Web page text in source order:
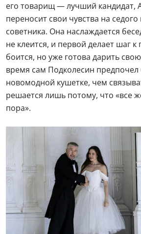
его товарищ — лучший кандидат,
переносит свои чувства на
советника. Она наслаждается
не клеится, и первой делает шаг
боится, но уже готова дарить
время сам Подколесин
новомодной кушетке, чем
решается лишь потому, что «все
пора».